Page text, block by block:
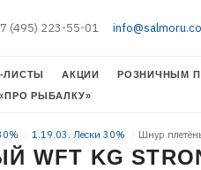
(495) 223-55-01
ЛИСТЫ АКЦИИ
РОЗНИЧНЫМ
РЫБАЛКУ»
1.19.03. Лески 30% Шнур
KG